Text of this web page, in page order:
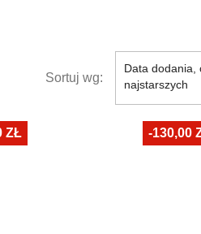
Sortuj wg:
Data dodania,
najstarszych
ZŁ -130,00